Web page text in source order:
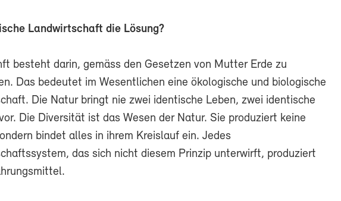
Landwirtschaft die Lösung?
besteht darin, gemäss den Gesetzen von Mutter Erde zu
Das bedeutet im Wesentlichen eine ökologische und biologische
Die Natur bringt nie zwei identische Leben, zwei identische
Die Diversität ist das Wesen der Natur. Sie produziert keine
bindet alles in ihrem Kreislauf ein. Jedes
das sich nicht diesem Prinzip unterwirft, produziert